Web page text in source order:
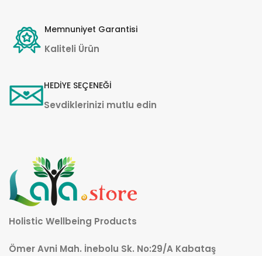
Memnuniyet Garantisi
Kaliteli Ürün
HEDİYE SEÇENEĞİ
Sevdiklerinizi mutlu edin
Holistic Wellbeing Products
Ömer Avni Mah. İnebolu Sk. No:29/A Kabataş